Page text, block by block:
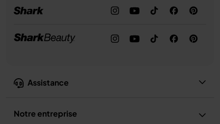
Assistance
Notre entreprise